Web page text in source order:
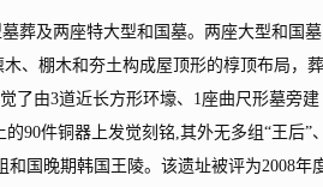
及两座特大型和国墓。两座大型和国墓
、棚木和夯土构成屋顶形的椁顶布局，
了由3道近长方形环壕、1座曲尺形墓旁建
90件铜器上发觉刻铭,其外无多组“王后”、
和国晚期韩国王陵。该遗址被评为2008年